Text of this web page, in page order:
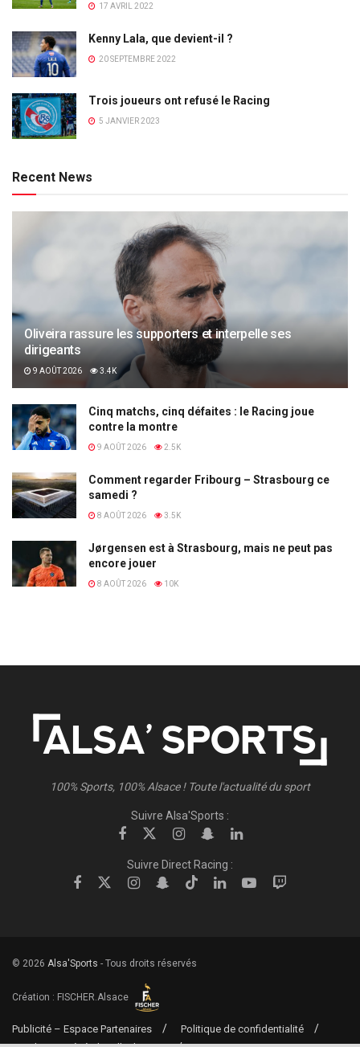
17 AVRIL 2022
Kenny Lala, que devient-il ?
20 SEPTEMBRE 2022
Trois joueurs ont refusé le Racing
5 JANVIER 2023
Recent News
Oliveira rassure les supporters et interpelle ses
dirigeants
9 AOÛT 2026 3.4K
Cinq matchs, cinq défaites : le Racing joue
contre la montre
9 AOÛT 2026 2.5K
Comment regarder Fribourg – Strasbourg ce
samedi ?
8 AOÛT 2026 3.5K
Jørgensen est à Strasbourg, mais ne peut pas
encore jouer
8 AOÛT 2026 10K
100% Sports, 100% Alsace ! Toute l'actualité du sport
Suivre Alsa'Sports :
Suivre Direct Racing :
© 2026 Alsa'Sports - Tous droits réservés
Création : FISCHER.Alsace
Publicité – Espace Partenaires
Politique de confidentialité